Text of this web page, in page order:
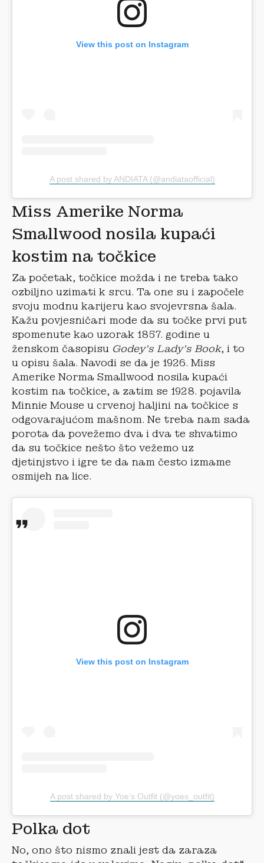
View this post on Instagram
A post shared by ANDIATA (@andiataofficial)
Miss Amerike Norma
Smallwood nosila kupaći
kostim na točkice
Za početak, točkice možda i ne treba tako
ozbiljno uzimati k srcu. Ta one su i započele
svoju modnu karijeru kao svojevrsna šala.
Kažu povjesničari mode da su točke prvi put
spomenute kao uzorak 1857. godine u
ženskom časopisu Godey’s Lady’s Book, i to
u opisu šala. Navodi se da je 1926. Miss
Amerike Norma Smallwood nosila kupaći
kostim na točkice, a zatim se 1928. pojavila
Minnie Mouse u crvenoj haljini na točkice s
odgovarajućom mašnom. Ne treba nam sada
porota da povežemo dva i dva te shvatimo
da su točkice nešto što vežemo uz
djetinjstvo i igre te da nam često izmame
osmijeh na lice.
View this post on Instagram
A post shared by Yoe’s Outfit (@yoes_outfit)
Polka dot
No, ono što nismo znali jest da zaraza